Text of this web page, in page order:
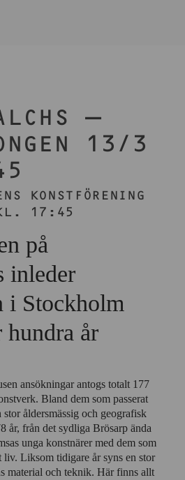
DESIGN
–
13/3
KONSTFÖRENING
17:45
på
inleder
i Stockholm
hundra år
ansökningar antogs totalt 177
Bland dem som passerat
åldersmässig och geografisk
år, från det sydliga Brösarp ända
unga konstnärer med dem som
liv. Liksom tidigare år syns en stor
material och teknik. Här finns allt